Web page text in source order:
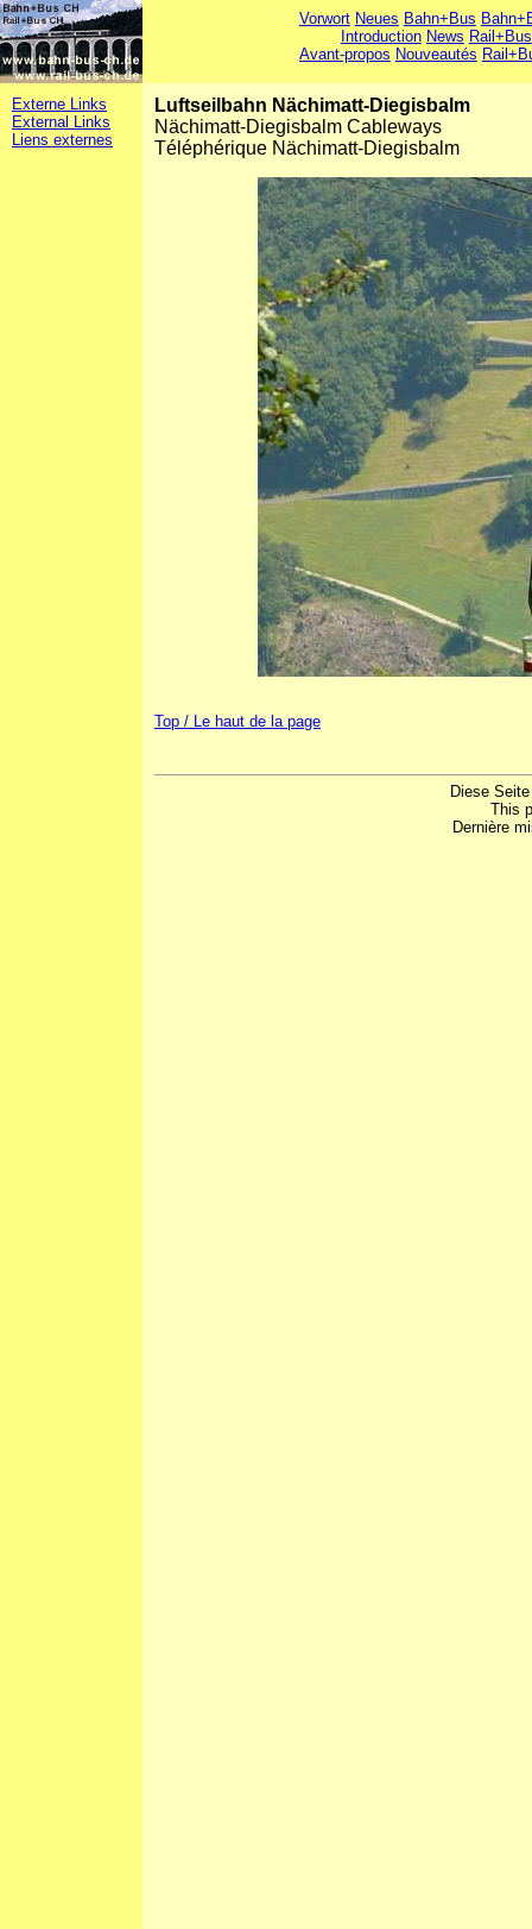
Vorwort Neues Bahn+Bus
Introduction News Rail+Bus
Avant-propos Nouveautés
Externe Links
External Links
Liens externes
Luftseilbahn Nächimatt-Diegisbalm
Nächimatt-Diegisbalm Cableways
Téléphérique Nächimatt-Diegisbalm
Top / Le haut de la page
Diese
This
Dernière